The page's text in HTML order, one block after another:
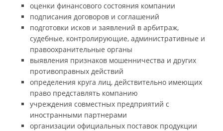
оценки финансового состояния компании
подписания договоров и соглашений
подготовки исков и заявлений в арбитраж,
судебные, контролирующие, административные и
правоохранительные органы
выявления признаков мошенничества и других
противоправных действий
определения круга лиц, действительно имеющих
право представлять компанию
учреждения совместных предприятий с
иностранными партнерами
организации официальных поставок продукции